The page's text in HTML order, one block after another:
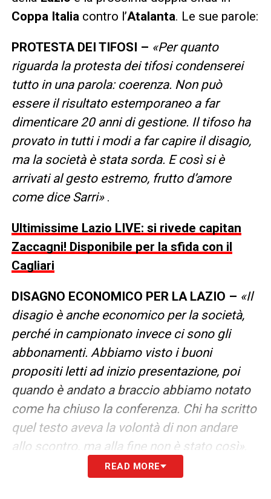
Coppa Italiacontro l’Atalanta. Le sue parole:
PROTESTA DEI TIFOSI – «Per quanto
riguarda la protesta dei tifosi condenserei
tutto in una parola: coerenza. Non può
essere il risultato estemporaneo a far
dimenticare 20 anni di gestione. Il tifoso ha
provato in tutti i modi a far capire il disagio,
ma la società è stata sorda. E così si è
arrivati al gesto estremo, frutto d’amore
come dice Sarri».
Ultimissime Lazio LIVE: si rivede capitan
Zaccagni! Disponibile per la sfida con il
Cagliari
DISAGNO ECONOMICO PER LA LAZIO – «Il
disagio è anche economico per la società,
perché in campionato invece ci sono gli
abbonamenti. Abbiamo visto i buoni
propositi letti ad inizio presentazione, poi
quando è andato a braccio abbiamo notato
come ha chiuso la conferenza. Chi ha scritto
quel testo aveva la volontà di non andare
allo scontro, ma alla fine non è stato così».
COPPA ITALIA –«L’Atalanta probabilmente,
READ MORE